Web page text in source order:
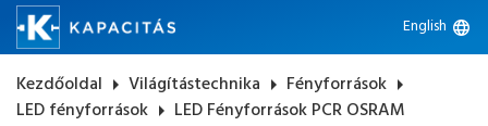
English language
Kezdőoldal arrow_right Világítástechnika arrow_right Fényforrások arrow_right
LED fényforrások arrow_right LED Fényforrások PCR OSRAM